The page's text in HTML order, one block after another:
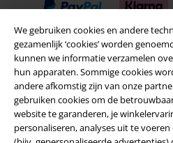
We gebruiken cookies en andere
gezamenlijk ‘cookies’ worden
kunnen we informatie verzamelen
hun apparaten. Sommige cookies
andere afkomstig zijn van onze
gebruiken cookies om de
website te garanderen, je
personaliseren, analyses uit te